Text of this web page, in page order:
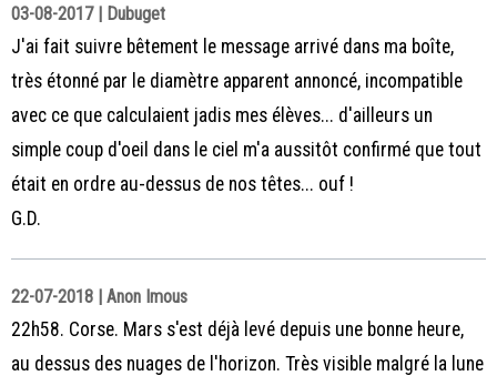
03-08-2017 | Dubuget
J'ai fait suivre bêtement le message arrivé dans ma boîte,
très étonné par le diamètre apparent annoncé, incompatible
avec ce que calculaient jadis mes élèves... d'ailleurs un
simple coup d'oeil dans le ciel m'a aussitôt confirmé que tout
était en ordre au-dessus de nos têtes... ouf !
G.D.
22-07-2018 | Anon Imous
22h58. Corse. Mars s'est déjà levé depuis une bonne heure,
au dessus des nuages de l'horizon. Très visible malgré la lune